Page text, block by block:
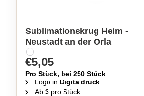
Sublimationskrug Heim -
Neustadt an der Orla
€5,05
Pro Stück, bei 250 Stück
Logo in Digitaldruck
Ab 3pro Stück